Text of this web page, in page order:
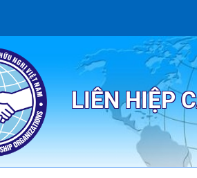
LIÊN HIỆP